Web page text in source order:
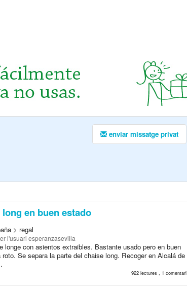
enviar missatge privat
en buen estado
> regal
l'usuari esperanzasevilla
longe con asientos extraibles. Bastante usado pero en buen
Se separa la parte del chaise long. Recoger en Alcalá de
922 lectures , 1 comentari